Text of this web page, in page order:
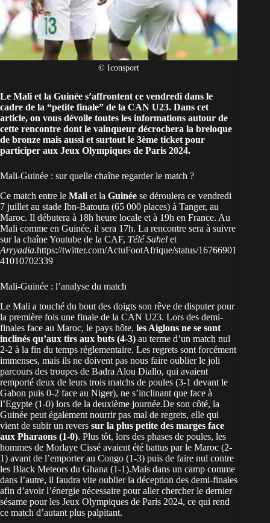
© Iconsport
Le Mali et la Guinée s’affrontent ce vendredi dans le
cadre de la “petite finale” de la CAN U23. Dans cet
article, on vous dévoile toutes les informations autour de
cette rencontre dont le vainqueur décrochera la breloque
de bronze mais aussi et surtout le 3ème ticket pour
participer aux Jeux Olympiques de Paris 2024.
Mali-Guinée : sur quelle chaîne regarder le match ?
Ce match entre le Mali et la Guinée se déroulera ce vendredi
7 juillet au stade Ibn-Batouta (65 000 places) à Tanger, au
Maroc. Il débutera à 18h heure locale et à 19h en France. Au
Mali comme en Guinée, il sera 17h. La rencontre sera à suivre
sur la chaîne Youtube de la CAF, Télé Sahel et
Arryadia.https://twitter.com/ActuFootAfrique/status/16766901
41010702339
Mali-Guinée : l’analyse du match
Le Mali a touché du bout des doigts son rêve de disputer pour
la première fois une finale de la CAN U23. Lors des demi-
finales face au Maroc, le pays hôte, les Aiglons ne se sont
inclinés qu’aux tirs aux buts (4-3) au terme d’un match nul
2-2 à la fin du temps réglementaire. Les regrets sont forcément
immenses, mais ils ne doivent pas nous faire oublier le joli
parcours des troupes de Badra Alou Diallo, qui avaient
remporté deux de leurs trois matchs de poules (3-1 devant le
Gabon puis 0-2 face au Niger), ne s’inclinant que face à
l’Egypte (1-0) lors de la deuxième journée.De son côté, la
Guinée peut également nourrir pas mal de regrets, elle qui
vient de subir un revers sur la plus petite des marges face
aux Pharaons (1-0). Plus tôt, lors des phases de poules, les
hommes de Morlaye Cissé avaient été battus par le Maroc (2-
1) avant de l’emporter au Congo (1-3) puis de faire nul contre
les Black Meteors du Ghana (1-1).Mais dans un camp comme
dans l’autre, il faudra vite oublier la déception des demi-finales
afin d’avoir l’énergie nécessaire pour aller chercher le dernier
sésame pour les Jeux Olympiques de Paris 2024, ce qui rend
ce match d’autant plus palpitant.